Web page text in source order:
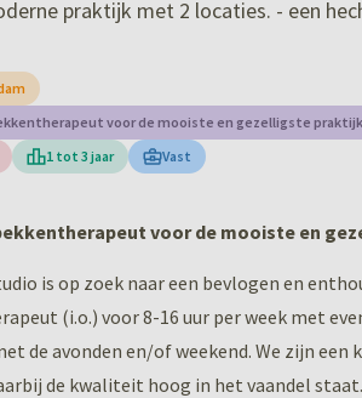
voor de mooiste en gezelligste praktijk
1 tot 3 jaar Vast
voor de mooiste en
is op zoek naar een bevlogen en
(i.o.) voor 8-16 uur per week met
de avonden en/of weekend. We zijn een
de kwaliteit hoog in het vaandel